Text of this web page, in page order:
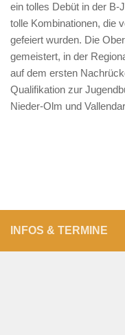
ein tolles Debüt in der B-
tolle Kombinationen, die
gefeiert wurden. Die
gemeistert, in der
auf dem ersten
Qualifikation zur
Nieder-Olm und
INFOS & TERMINE